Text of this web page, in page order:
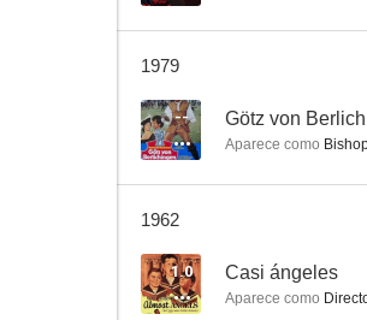
1979
-- Götz von
Aparece como
1962
1.0 Casi ángeles
Aparece como